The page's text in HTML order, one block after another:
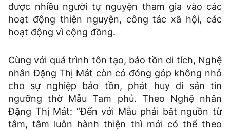
được nhiều người tự nguyện tham gia vào các
hoạt động thiện nguyện, công tác xã hội, các
hoạt động vì cộng đồng.
Cùng với quá trình tôn tạo, bảo tồn di tích, Nghệ
nhân Đặng Thị Mát còn có đóng góp không nhỏ
cho sự nghiệp bảo tồn, phát huy di sản tín
ngưỡng thờ Mẫu Tam phủ. Theo Nghệ nhân
Đặng Thị Mát: “Đến với Mẫu phải bắt nguồn từ
tâm, tâm luôn hành thiện thì mới có thể theo